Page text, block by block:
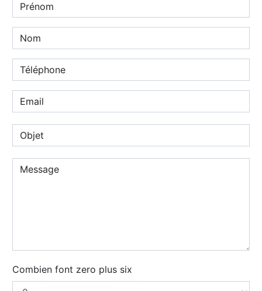
Combien font zero plus six